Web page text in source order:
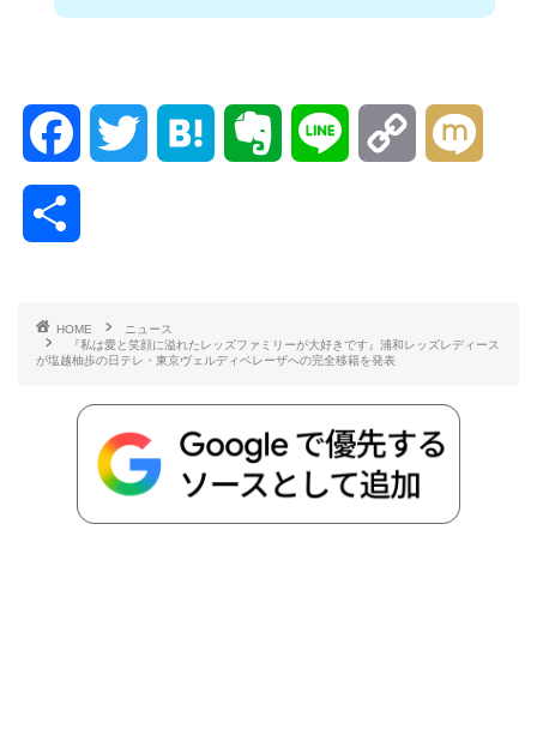
b
o
t
r
n n
t n
HOME
ニュース
『私は愛と笑顔に溢れたレッズファミリーが大好きです』浦和レッズレディース
が塩越柚歩の日テレ・東京ヴェルディベレーザへの完全移籍を発表